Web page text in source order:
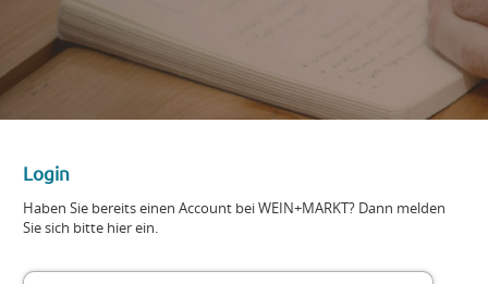
Login
Haben Sie bereits einen Account bei WEIN+MARKT? Dann melden
Sie sich bitte hier ein.